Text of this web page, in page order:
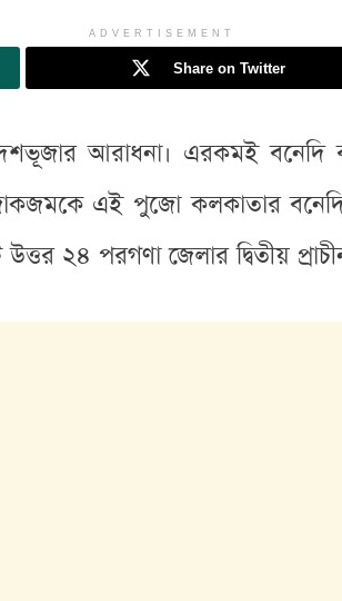
ADVERTISEMENT
Share on Twitter
দশভূজার আরাধনা। এরকমই
এই পুজো কলকাতার বনেদি
২৪ পরগণা জেলার দ্বিতীয়